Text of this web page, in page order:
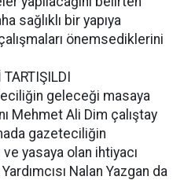
sağlıklı bir yapıya
önemsediklerini
geleceği masaya
Mehmet Ali Dim çalıştay
gazeteciliğin
ve yasaya olan ihtiyacı
Nalan Yazgan da